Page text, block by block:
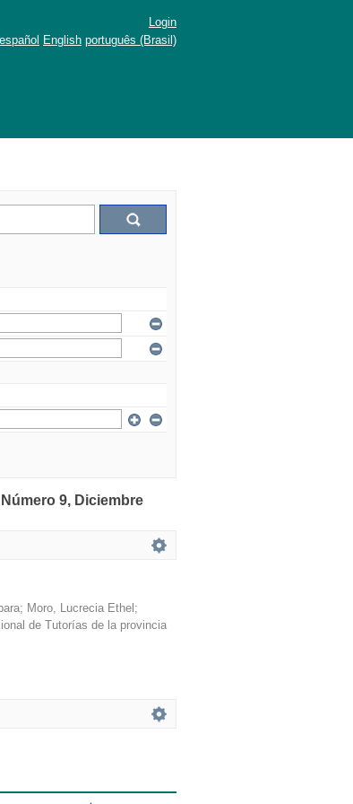
Login
español English português (Brasil)
9, Diciembre
; Moro, Lucrecia Ethel ;
de Tutorías de la provincia